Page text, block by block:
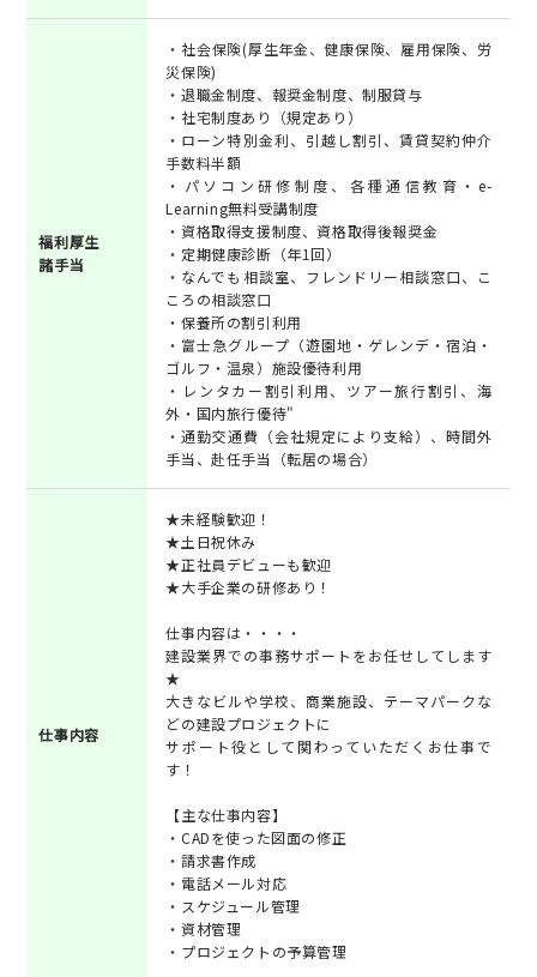
福利厚生
諸手当
・社会保険(厚生年金、健康保険、雇用保険、労
災保険)
・退職金制度、報奨金制度、制服貸与
・社宅制度あり（規定あり）
・ローン特別金利、引越し割引、賃貸契約仲介
手数料半額
・パソコン研修制度、各種通信教育・e-
Learning無料受講制度
・資格取得支援制度、資格取得後報奨金
・定期健康診断（年1回）
・なんでも相談室、フレンドリー相談窓口、こ
ころの相談窓口
・保養所の割引利用
・富士急グループ（遊園地・ゲレンデ・宿泊・
ゴルフ・温泉）施設優待利用
・レンタカー割引利用、ツアー旅行割引、海
外・国内旅行優待"
・通勤交通費（会社規定により支給）、時間外
手当、赴任手当（転居の場合）
仕事内容
★未経験歓迎！
★土日祝休み
★正社員デビューも歓迎
★大手企業の研修あり！
仕事内容は・・・・
建設業界での事務サポートをお任せしてします
★
大きなビルや学校、商業施設、テーマパークな
どの建設プロジェクトに
サポート役として関わっていただくお仕事で
す！
【主な仕事内容】
・CADを使った図面の修正
・請求書作成
・電話メール対応
・スケジュール管理
・資材管理
・プロジェクトの予算管理